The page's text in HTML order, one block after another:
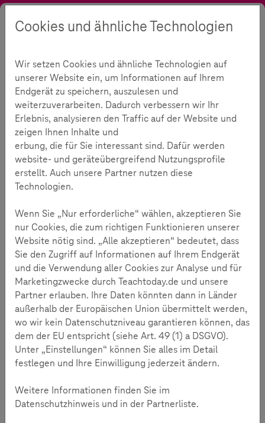
Suche Kontrast Sprache
Hilfe: Unsere Partner
Nummer gegen Kummer
„Nummer gegen Kummer“ hat es sich zum Ziel
und andere Erziehungspersonen ein schnell
erreichbares Gesprächs- und Beratungsangebot in
Deutschland zu etablieren.
Mehr lesen
Cookies und ähnliche Technologien
Wir setzen Cookies und ähnliche Technologien auf
unserer Website ein, um Informationen auf Ihrem
Endgerät zu speichern, auszulesen und
weiterzuverarbeiten. Dadurch verbessern wir Ihr
Erlebnis, analysieren den Traffic auf der Website und
zeigen Ihnen Inhalte und
erbung, die für Sie interessant sind. Dafür werden
website- und geräteübergreifend Nutzungsprofile
erstellt. Auch unsere Partner nutzen diese
Technologien.
Wenn Sie „Nur erforderliche“ wählen, akzeptieren Sie
nur Cookies, die zum richtigen Funktionieren unserer
Website nötig sind. „Alle akzeptieren“ bedeutet, dass
Sie den Zugriff auf Informationen auf Ihrem Endgerät
und die Verwendung aller Cookies zur Analyse und für
Marketingzwecke durch Teachtoday.de und unsere
Partner erlauben. Ihre Daten könnten dann in Länder
außerhalb der Europäischen Union übermittelt werden,
wo wir kein Datenschutzniveau garantieren können, das
dem der EU entspricht (siehe Art. 49 (1) a DSGVO).
Unter „Einstellungen“ können Sie alles im Detail
festlegen und Ihre Einwilligung jederzeit ändern.
Weitere Informationen finden Sie im
Datenschutzhinweis und in der Partnerliste.